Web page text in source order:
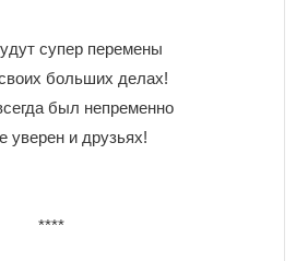
супер перемены
больших делах!
был непременно
уверен и друзьях!
****